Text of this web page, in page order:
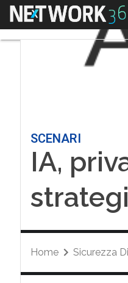
Menu
SCENARI
IA,
Home Sicurezza